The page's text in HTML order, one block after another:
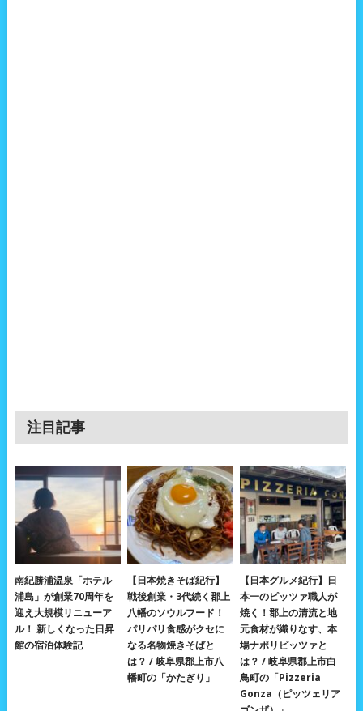
注目記事
南紀勝浦温泉「ホテル
浦島」が創業70周年を
迎え大規模リニューア
ル！ 新しくなった日昇
館の宿泊体験記
【日本焼きそば紀行】
戦後創業・3代続く郡上
八幡のソウルフード！
パリパリ食感がクセに
なる名物焼きそばと
は？ / 岐阜県郡上市八
幡町の「かたぎり」
【日本グルメ紀行】日
本一のピッツァ職人が
焼く！郡上の清流と地
元食材が織りなす、本
場ナポリピッツァと
は？ / 岐阜県郡上市白
鳥町の「Pizzeria
Gonza（ピッツェリア